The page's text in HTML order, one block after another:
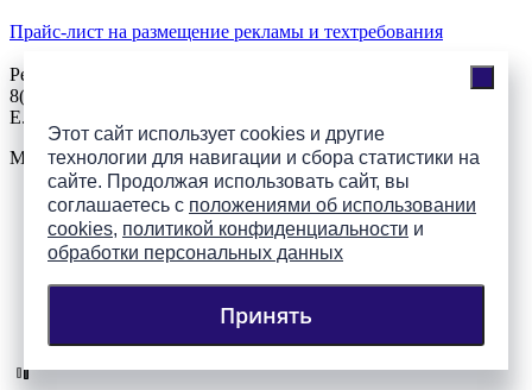
Этот сайт использует cookies и другие
технологии для навигации и сбора статистики на
сайте. Продолжая использовать сайт, вы
соглашаетесь с положениями об использовании
cookies, политикой конфиденциальности и
обработки персональных данных
Принять
Прайс-лист на размещение рекламы и техтребования
Реклама на сайте
8(921)508-52-62, телефон 8(8112) 500-131
E.Sezeikina@mhpsk.ru
Меню
Слушать радио «7 небо» онлайн
Подпишись на группы
ПАИ в соцсетях!